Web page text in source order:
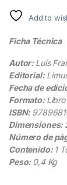
Add to
Ficha Técnica
Autor: Luis
Editorial:
Fecha de
Formato:
ISBN:
Dimensiones:
Número de
Contenido: 1
Peso: 0,4 Kg